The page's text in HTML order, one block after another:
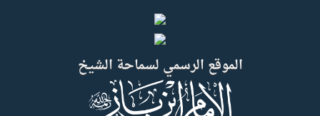
الموقع الرسمي لسماحة الشيخ